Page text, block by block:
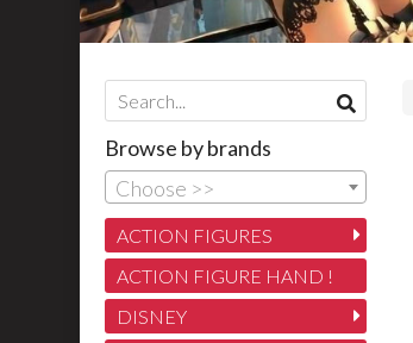
Browse by brands
Choose >>
ACTION FIGURES
ACTION FIGURE HAND !
DISNEY